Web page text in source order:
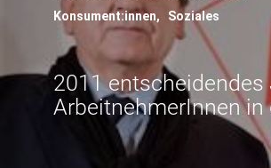
Konsument:innen,
Soziales
2011 entscheidendes
ArbeitnehmerInnen in